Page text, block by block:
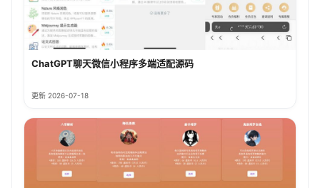
ChatGPT聊天微信小程序多端适配源码
更新 2026-07-18